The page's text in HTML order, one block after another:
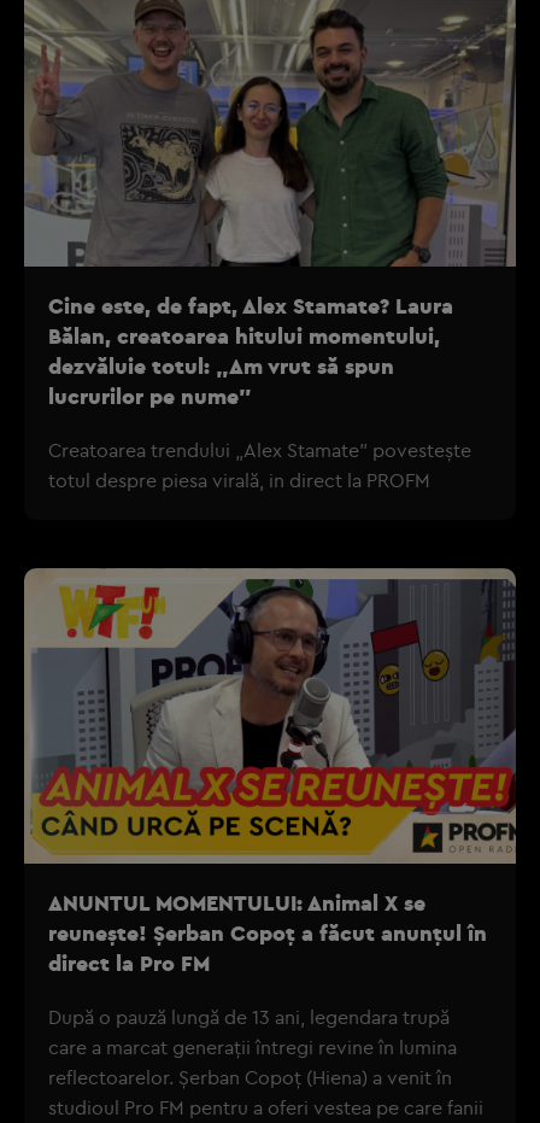
Cine este, de fapt, Alex Stamate? Laura
Bălan, creatoarea hitului momentului,
dezvăluie totul: „Am vrut să spun
lucrurilor pe nume”
Creatoarea trendului „Alex Stamate” povestește
totul despre piesa virală, in direct la PROFM
ANUNTUL MOMENTULUI: Animal X se
reunește! Șerban Copoț a făcut anunțul în
direct la Pro FM
După o pauză lungă de 13 ani, legendara trupă
care a marcat generații întregi revine în lumina
reflectoarelor. Șerban Copoț (Hiena) a venit în
studioul Pro FM pentru a oferi vestea pe care fanii